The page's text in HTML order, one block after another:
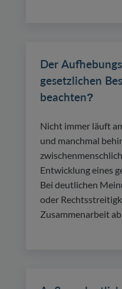
Der
gesetzlichen
beachten?
Nicht immer läuft
und manchmal
Entwicklung eines
Bei deutlichen
oder
Zusammenarbeit ab